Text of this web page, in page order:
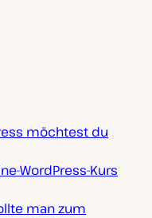
möchtest du
WordPress-Kurs
man zum